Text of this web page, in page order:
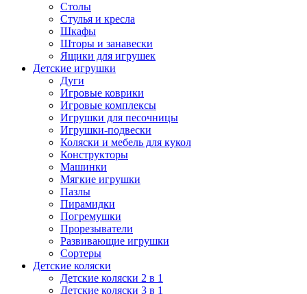
Столы
Стулья и кресла
Шкафы
Шторы и занавески
Ящики для игрушек
Детские игрушки
Дуги
Игровые коврики
Игровые комплексы
Игрушки для песочницы
Игрушки-подвески
Коляски и мебель для кукол
Конструкторы
Машинки
Мягкие игрушки
Пазлы
Пирамидки
Погремушки
Прорезыватели
Развивающие игрушки
Сортеры
Детские коляски
Детские коляски 2 в 1
Детские коляски 3 в 1